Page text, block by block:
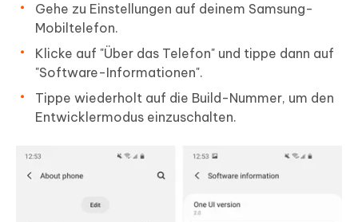
Gehe zu Einstellungen auf deinem Samsung-
Mobiltelefon.
Klicke auf "Über das Telefon" und tippe dann auf
"Software-Informationen".
Tippe wiederholt auf die Build-Nummer, um den
Entwicklermodus einzuschalten.